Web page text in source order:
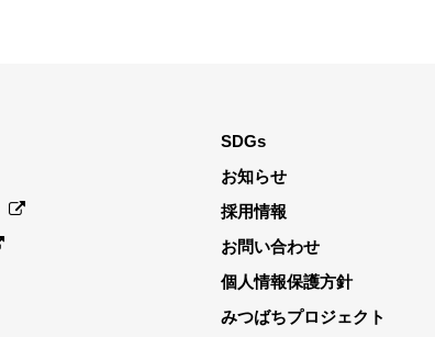
SDGs
お知らせ
採用情報
お問い合わせ
個人情報保護方針
みつばちプロジェクト